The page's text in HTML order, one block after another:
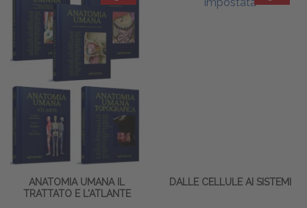
ANATOMIA UMANA IL
TRATTATO E L'ATLANTE
DALLE CELLULE AI SISTEMI